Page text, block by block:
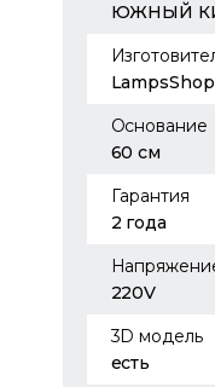
ЮЖНЫЙ
LampsShop
Основание
60 см
Гарантия
2 года
220V
3D модель
есть